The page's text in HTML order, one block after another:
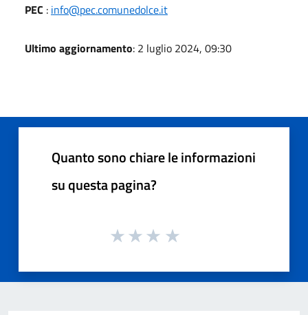
PEC : info@pec.comunedolce.it
Ultimo aggiornamento: 2 luglio 2024, 09:30
Quanto sono chiare le informazioni
su questa pagina?